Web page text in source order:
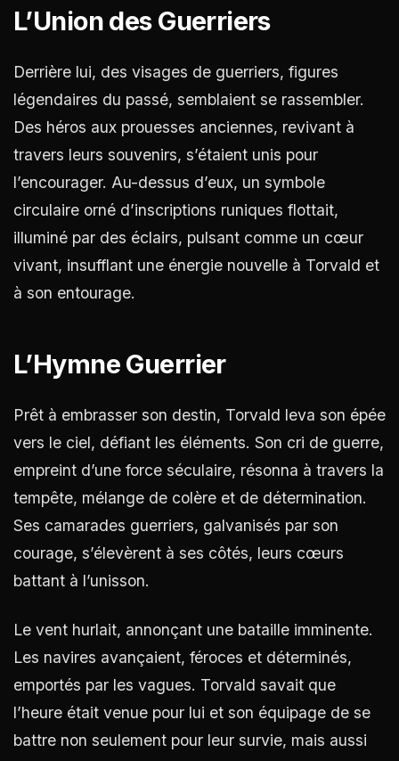
L’Union des Guerriers
Derrière lui, des visages de guerriers, figures
légendaires du passé, semblaient se rassembler.
Des héros aux prouesses anciennes, revivant à
travers leurs souvenirs, s’étaient unis pour
l’encourager. Au-dessus d’eux, un symbole
circulaire orné d’inscriptions runiques flottait,
illuminé par des éclairs, pulsant comme un cœur
vivant, insufflant une énergie nouvelle à Torvald et
à son entourage.
L’Hymne Guerrier
Prêt à embrasser son destin, Torvald leva son épée
vers le ciel, défiant les éléments. Son cri de guerre,
empreint d’une force séculaire, résonna à travers la
tempête, mélange de colère et de détermination.
Ses camarades guerriers, galvanisés par son
courage, s’élevèrent à ses côtés, leurs cœurs
battant à l’unisson.
Le vent hurlait, annonçant une bataille imminente.
Les navires avançaient, féroces et déterminés,
emportés par les vagues. Torvald savait que
l’heure était venue pour lui et son équipage de se
battre non seulement pour leur survie, mais aussi